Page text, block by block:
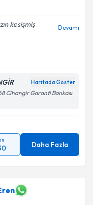
kesişmiş
Devamı
Haritada Göster
Cihangir Garanti Bankası
Daha Fazla